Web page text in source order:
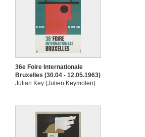
36e Foire Internationale
Bruxelles (30.04 - 12.05.1963)
Julian Key (Julien Keymolen)